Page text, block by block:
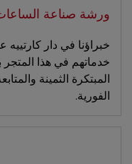
ورشة صناعة
خبراؤنا في دار كارتييه
خدماتهم في هذا
المبتكرة الثمينة
الفورية.